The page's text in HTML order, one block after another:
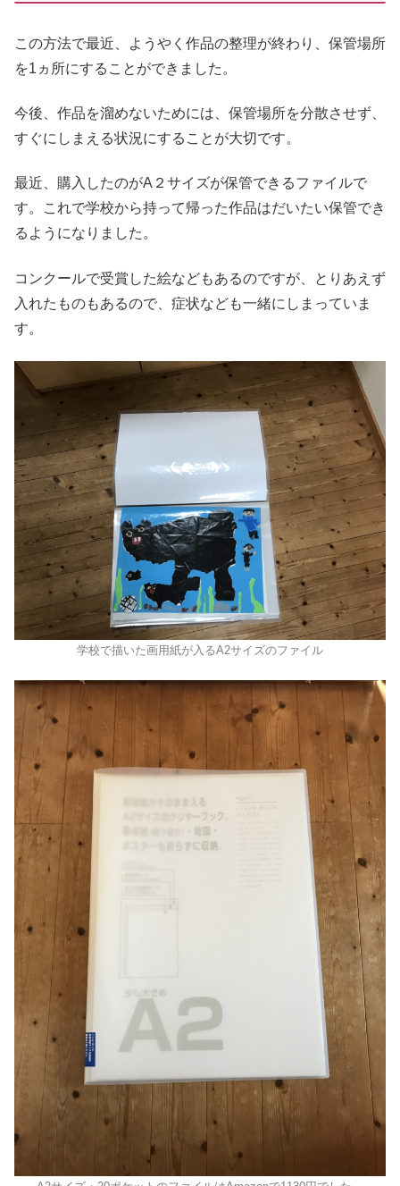
この方法で最近、ようやく作品の整理が終わり、保管場所
を1ヵ所にすることができました。
今後、作品を溜めないためには、保管場所を分散させず、
すぐにしまえる状況にすることが大切です。
最近、購入したのがA２サイズが保管できるファイルで
す。これで学校から持って帰った作品はだいたい保管でき
るようになりました。
コンクールで受賞した絵などもあるのですが、とりあえず
入れたものもあるので、症状なども一緒にしまっていま
す。
学校で描いた画用紙が入るA2サイズのファイル